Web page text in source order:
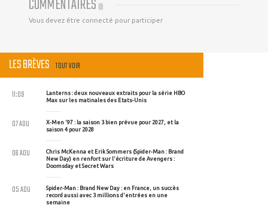
COMMENTAIRES (0)
Vous devez être connecté pour participer
LES BRÈVES TOUT VOIR
Lanterns : deux nouveaux extraits pour la série HBO
Max sur les matinales des Etats-Unis
11:09
X-Men '97 : la saison 3 bien prévue pour 2027, et la
saison 4 pour 2028
07 AOU
Chris McKenna et Erik Sommers (Spider-Man : Brand
New Day) en renfort sur l'écriture de Avengers :
Doomsday et Secret Wars
06 AOU
Spider-Man : Brand New Day : en France, un succès
record aussi avec 3 millions d'entrées en une
semaine
05 AOU